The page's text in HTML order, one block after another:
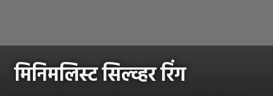
मिनिमलिस्ट सिल्व्हर रिंग